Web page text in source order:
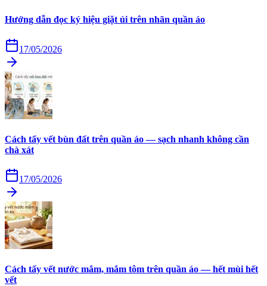
Hướng dẫn đọc ký hiệu giặt ủi trên nhãn quần áo
17/05/2026
Cách tẩy vết bùn đất trên quần áo — sạch nhanh không cần
chà xát
17/05/2026
Cách tẩy vết nước mắm, mắm tôm trên quần áo — hết mùi hết
vết